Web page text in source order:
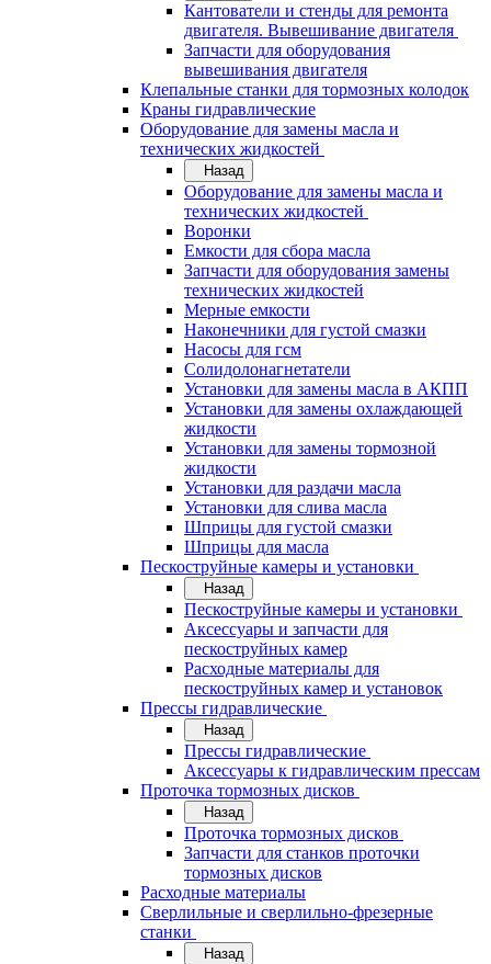
Кантователи и стенды для ремонта
двигателя. Вывешивание двигателя
Запчасти для оборудования
вывешивания двигателя
Клепальные станки для тормозных колодок
Краны гидравлические
Оборудование для замены масла и
технических жидкостей
Назад
Оборудование для замены масла и
технических жидкостей
Воронки
Емкости для сбора масла
Запчасти для оборудования замены
технических жидкостей
Мерные емкости
Наконечники для густой смазки
Насосы для гсм
Солидолонагнетатели
Установки для замены масла в АКПП
Установки для замены охлаждающей
жидкости
Установки для замены тормозной
жидкости
Установки для раздачи масла
Установки для слива масла
Шприцы для густой смазки
Шприцы для масла
Пескоструйные камеры и установки
Назад
Пескоструйные камеры и установки
Аксессуары и запчасти для
пескоструйных камер
Расходные материалы для
пескоструйных камер и установок
Прессы гидравлические
Назад
Прессы гидравлические
Аксессуары к гидравлическим прессам
Проточка тормозных дисков
Назад
Проточка тормозных дисков
Запчасти для станков проточки
тормозных дисков
Расходные материалы
Сверлильные и сверлильно-фрезерные
станки
Назад